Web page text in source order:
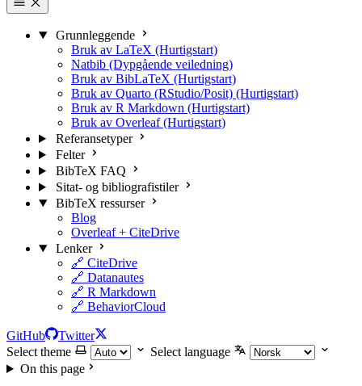
Grunnleggende
Bruk av LaTeX (Hurtigstart)
Natbib (Dypgående veiledning)
Bruk av BibLaTeX (Hurtigstart)
Bruk av Quarto (RStudio/Posit) (Hurtigstart)
Bruk av R Markdown (Hurtigstart)
Bruk av Overleaf (Hurtigstart)
Referansetyper
Felter
BibTeX FAQ
Sitat- og bibliografistiler
BibTeX ressurser
Blog
Overleaf + CiteDrive
Lenker
🔗 CiteDrive
🔗 Datanautes
🔗 R Markdown
🔗 BehaviorCloud
GitHub
Twitter
Select theme
Select language
On this page